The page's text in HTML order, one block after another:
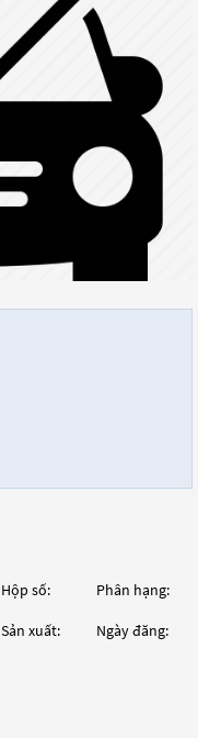
Hộp số: Phân hạng:
Sản xuất: Ngày đăng: